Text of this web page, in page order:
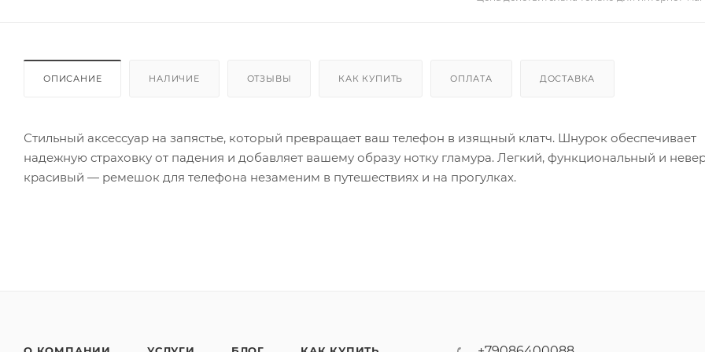
ОПИСАНИЕ НАЛИЧИЕ ОТЗЫВЫ КАК КУПИТЬ ОПЛАТА ДОСТАВКА
Стильный аксессуар на запястье, который превращает ваш телефон в изящный клатч. Шнурок обеспечивает
надежную страховку от падения и добавляет вашему образу нотку гламура. Легкий, функциональный и
красивый — ремешок для телефона незаменим в путешествиях и на прогулках.